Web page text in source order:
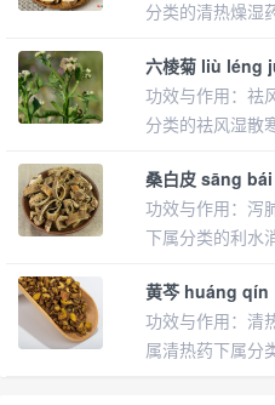
分类的清热燥湿
六棱菊 liù léng
功效与作用：祛
分类的祛风湿散
桑白皮 sāng
功效与作用：泻
下属分类的利水
黄芩 huáng qín
功效与作用：清
属清热药下属分